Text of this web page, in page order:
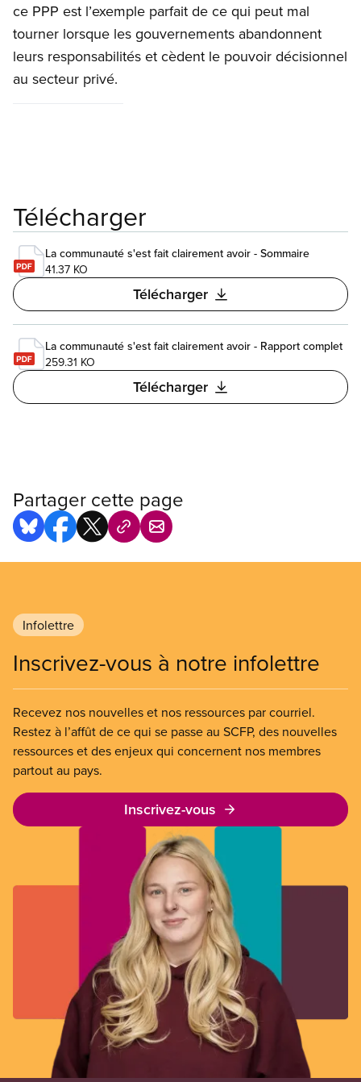
ce PPP est l’exemple parfait de ce qui peut mal
tourner lorsque les gouvernements abandonnent
leurs responsabilités et cèdent le pouvoir décisionnel
au secteur privé.
Télécharger
La communauté s'est fait clairement avoir - Sommaire
41.37 KO
Télécharger
La communauté s'est fait clairement avoir - Rapport complet
259.31 KO
Télécharger
Partager cette page
Infolettre
Inscrivez-vous à notre infolettre
Recevez nos nouvelles et nos ressources par courriel.
Restez à l’affût de ce qui se passe au SCFP, des nouvelles
ressources et des enjeux qui concernent nos membres
partout au pays.
Inscrivez-vous